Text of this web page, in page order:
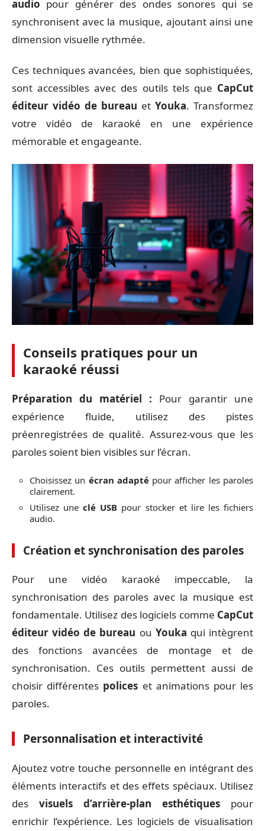
audio pour générer des ondes sonores qui se
synchronisent avec la musique, ajoutant ainsi une
dimension visuelle rythmée.
Ces techniques avancées, bien que sophistiquées,
sont accessibles avec des outils tels que CapCut
éditeur vidéo de bureau et Youka. Transformez
votre vidéo de karaoké en une expérience
mémorable et engageante.
Conseils pratiques pour un
karaoké réussi
Préparation du matériel : Pour garantir une
expérience fluide, utilisez des pistes
préenregistrées de qualité. Assurez-vous que les
paroles soient bien visibles sur l’écran.
Choisissez un écran adaptépour afficher les paroles
clairement.
Utilisez uneclé USB pour stocker et lire les fichiers
audio.
Création et synchronisation des paroles
Pour une vidéo karaoké impeccable, la
synchronisation des paroles avec la musique est
fondamentale. Utilisez des logiciels comme CapCut
éditeur vidéo de bureau ou Youka qui intègrent
des fonctions avancées de montage et de
synchronisation. Ces outils permettent aussi de
choisir différentes polices et animations pour les
paroles.
Personnalisation et interactivité
Ajoutez votre touche personnelle en intégrant des
éléments interactifs et des effets spéciaux. Utilisez
des visuels d’arrière-plan esthétiques pour
enrichir l’expérience. Les logiciels de visualisation